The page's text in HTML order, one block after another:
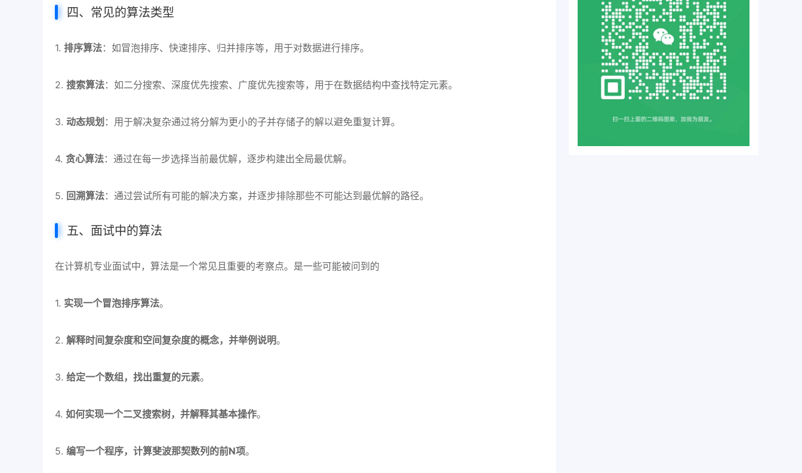
四、常见的算法类型
1. 排序算法：如冒泡排序、快速排序、归并排序等，用于对数据进行排序。
2. 搜索算法：如二分搜索、深度优先搜索、广度优先搜索等，用于在数据结构中查找特定元素。
3. 动态规划 ：用于解决复杂通过将分解为更小的子并存储子的解以避免重复计算。
4. 贪心算法：通过在每一步选择当前最优解，逐步构建出全局最优解。
5. 回溯算法：通过尝试所有可能的解决方案，并逐步排除那些不可能达到最优解的路径。
五、面试中的算法
在计算机专业面试中，算法是一个常见且重要的考察点。是一些可能被问到的
1. 实现一个冒泡排序算法。
2. 解释时间复杂度和空间复杂度的概念，并举例说明。
3. 给定一个数组，找出重复的元素。
4. 如何实现一个二叉搜索树，并解释其基本操作。
5. 编写一个程序，计算斐波那契数列的前N项。